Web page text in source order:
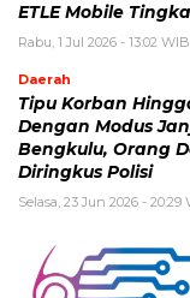
ETLE Mobile
Rabu, 1 Jul 2026 - 13:02 WIB
Daerah
Tipu Korban
Dengan Modus
Bengkulu, Orang
Diringkus Polisi
Selasa, 23 Jun 2026 - 20:29